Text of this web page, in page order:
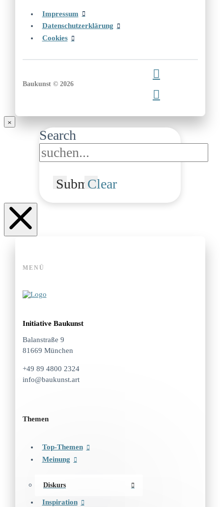
Impressum
Datenschutzerklärung
Cookies
Baukunst © 2026
Search
SubmitClear
MENÜ
Initiative Baukunst
Balanstraße 9
81669 München
+49 89 4800 2324
info@baukunst.art
Themen
Top-Themen
Meinung
Diskurs
Inspiration